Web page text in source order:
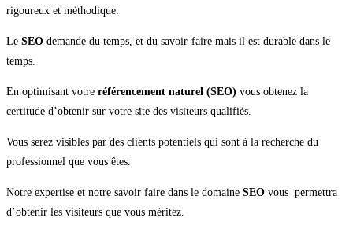
rigoureux et méthodique.
Le SEO demande du temps, et du savoir-faire mais il est durable dans le
temps.
En optimisant votre référencement naturel (SEO) vous obtenez la
certitude d’obtenir sur votre site des visiteurs qualifiés.
Vous serez visibles par des clients potentiels qui sont à la recherche du
professionnel que vous êtes.
Notre expertise et notre savoir faire dans le domaine SEO vous permettra
d’obtenir les visiteurs que vous méritez.